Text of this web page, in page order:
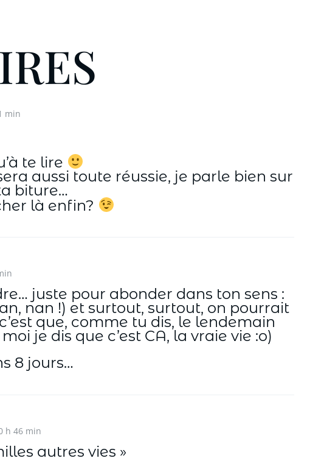
min
te lire
aussi toute réussie, je parle bien sur
biture…
là enfin?
juste pour abonder dans ton sens :
nan !) et surtout, surtout, on pourrait
que, comme tu dis, le lendemain
je dis que c’est CA, la vraie vie :o)
8 jours…
h 46 min
autres vies »